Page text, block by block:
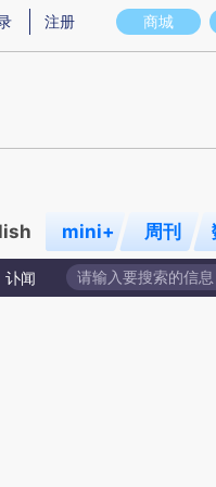
存在偏差。不代表财新观点和
商城
注册
mini+ 周刊
讣闻